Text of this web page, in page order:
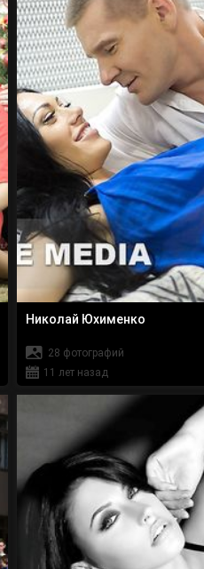
Николай Юхименко
28 фотографий
11 лет назад